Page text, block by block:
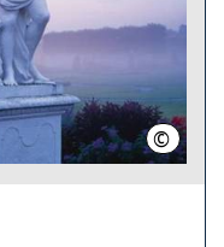
© Nik